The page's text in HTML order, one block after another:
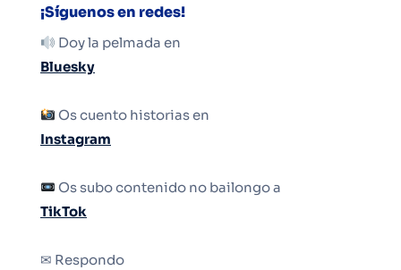
¡Síguenos en redes!
Doy la pelmada en
Bluesky
Os cuento historias en
Instagram
Os subo contenido no bailongo a
TikTok
✉ Respondo